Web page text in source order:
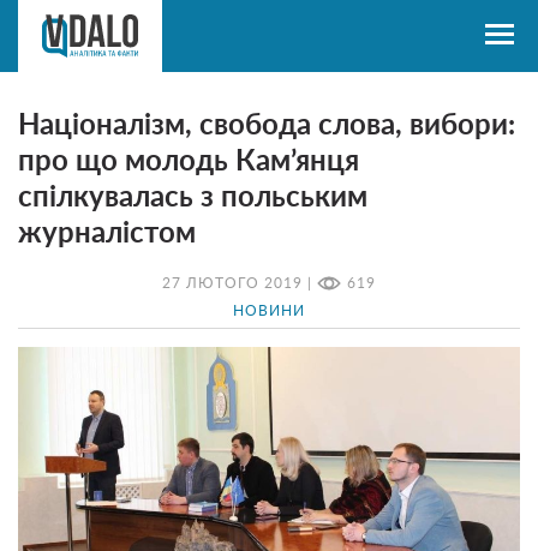
27 ЛЮТОГО 2019 | 619
НОВИНИ
Націоналізм, свобода слова, вибори:
про що молодь Кам’янця
спілкувалась з польським
журналістом